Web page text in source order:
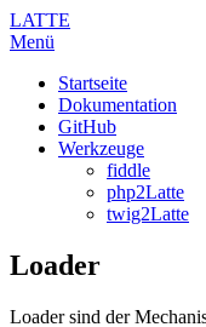
LATTE
Menü
Startseite
Dokumentation
GitHub
Werkzeuge
fiddle
php2Latte
twig2Latte
Loader
Loader sind der